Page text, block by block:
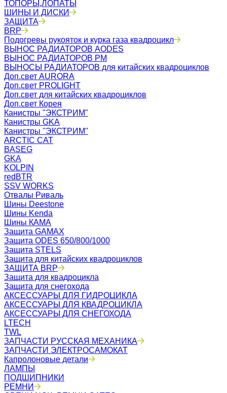
ТОПОРЫ,ЛОПАТЫ
ШИНЫ И ДИСКИ
ЗАЩИТА
BRP
Подогревы рукояток и курка газа квадроцикл
ВЫНОС РАДИАТОРОВ AODES
ВЫНОС РАДИАТОРОВ РМ
ВЫНОСЫ РАДИАТОРОВ для китайских квадроциклов
Доп.свет AURORA
Доп.свет PROLIGHT
Доп.свет для китайских квадроциклов
Доп.свет Корея
Канистры "ЭКСТРИМ"
Канистры GKA
Канистры ''ЭКСТРИМ''
ARCTIC CAT
BASEG
GKA
KOLPIN
redBTR
SSV WORKS
Отвалы Риваль
Шины Deestone
Шины Kenda
Шины КАМА
Защита GAMAX
Защита ODES 650/800/1000
Защита STELS
Защита для китайских квадроциклов
ЗАЩИТА BRP
Защита для квадроцикла
Защита для снегохода
АКСЕССУАРЫ ДЛЯ ГИДРОЦИКЛА
АКСЕССУАРЫ ДЛЯ КВАДРОЦИКЛА
АКСЕССУАРЫ ДЛЯ СНЕГОХОДА
LTECH
TWL
ЗАПЧАСТИ РУССКАЯ МЕХАНИКА
ЗАПЧАСТИ ЭЛЕКТРОСАМОКАТ
Капролоновые детали
ЛАМПЫ
ПОДШИПНИКИ
РЕМНИ